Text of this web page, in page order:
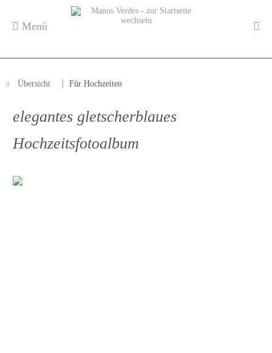
Menü
Übersicht Für Hochzeiten
elegantes gletscherblaues
Hochzeitsfotoalbum